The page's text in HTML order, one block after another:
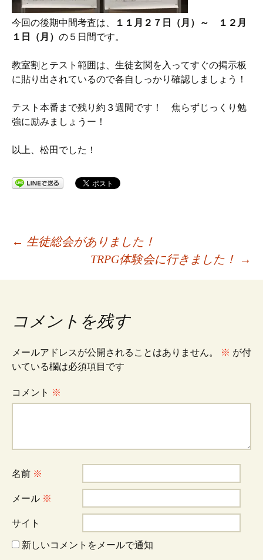
今回の後期中間考査は、
１１月２７日（月）～ １２月
１日（月） の５日間です。
教室割とテスト範囲は、生徒玄関を入ってすぐの掲示板
に貼り出されているので各自しっかり確認しましょう！
テスト本番まで残り約３週間です！ 焦らずじっくり勉
強に励みましょうー！
以上、松田でした！
投
稿
ナ
ビ
ゲ
シ
ョ
ン
← 生徒総会がありました！
TRPG体験会に行きました！
→
コメントを残す
メールアドレスが公開されることはありません。 ※ が付
いている欄は必須項目です
コメント ※
名前 ※
メール ※
サイト
新しいコメントをメールで通知